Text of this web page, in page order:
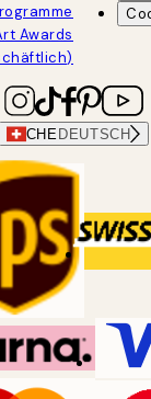
Awards
CHE DEUTSCH